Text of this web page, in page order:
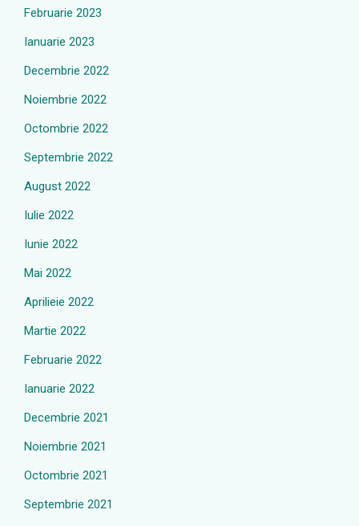
Februarie 2023
Ianuarie 2023
Decembrie 2022
Noiembrie 2022
Octombrie 2022
Septembrie 2022
August 2022
Iulie 2022
Iunie 2022
Mai 2022
Aprilieie 2022
Martie 2022
Februarie 2022
Ianuarie 2022
Decembrie 2021
Noiembrie 2021
Octombrie 2021
Septembrie 2021